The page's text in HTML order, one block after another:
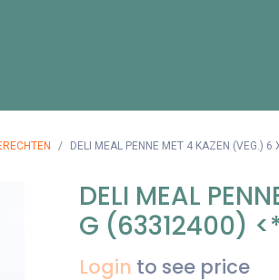
DELI MEAL PENNE MET 4 KAZEN (VEG.)
DELI MEAL
G (63312400)
Login to see price